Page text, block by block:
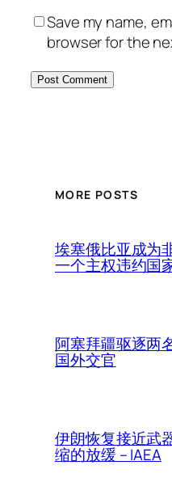
Save my name,
browser for the
MORE POSTS
埃塞俄比亚成为
一个主权违约国
阿塞拜疆驱逐两
国外交官
伊朗恢复接近武
缩的放缓 – IAEA